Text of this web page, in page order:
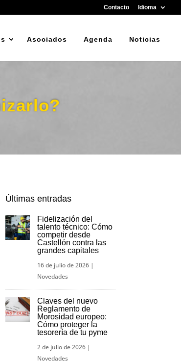
Contacto Idioma
Asociados Agenda Noticias
Últimas entradas
Fidelización del
talento técnico: Cómo
competir desde
Castellón contra las
grandes capitales
16 de julio de 2026 |
Novedades
Claves del nuevo
Reglamento de
Morosidad europeo:
Cómo proteger la
tesorería de tu pyme
2 de julio de 2026 |
Novedades